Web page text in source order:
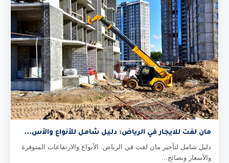
مان لفت للايجار في الرياض: دليل شامل للأنواع والأس...
دليل شامل لتأجير مان لفت في الرياض. الأنواع والارتفاعات المتوفرة
والأسعار ونصائح...